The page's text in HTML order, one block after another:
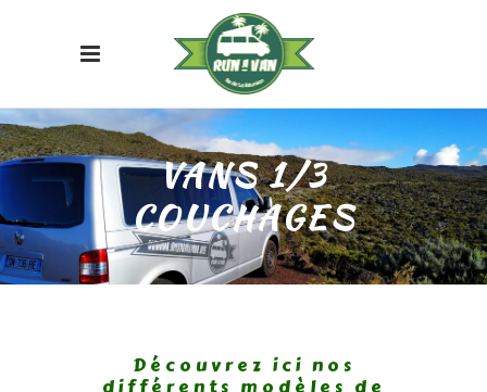
VANS 1/3
COUCHAGES
Découvrez ici nos